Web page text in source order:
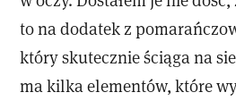
to na dodatek z
który skutecznie ściąga na
ma kilka elementów, które